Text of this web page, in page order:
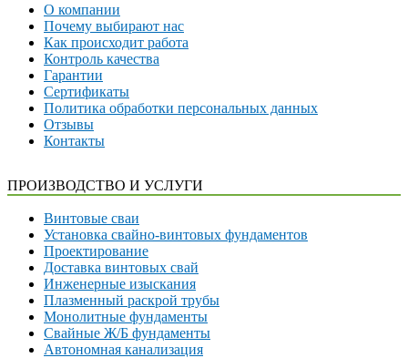
О компании
Почему выбирают нас
Как происходит работа
Контроль качества
Гарантии
Сертификаты
Политика обработки персональных данных
Отзывы
Контакты
ПРОИЗВОДСТВО И УСЛУГИ
Винтовые сваи
Установка свайно-винтовых фундаментов
Проектирование
Доставка винтовых свай
Инженерные изыскания
Плазменный раскрой трубы
Монолитные фундаменты
Свайные Ж/Б фундаменты
Автономная канализация